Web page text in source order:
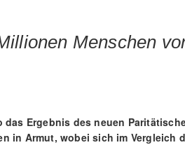
Menschen
Ergebnis des neuen
in Armut, wobei sich im Vergleich